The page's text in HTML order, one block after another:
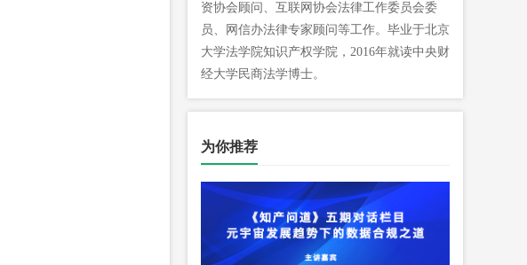
资协会顾问、互联网协会法律工作委员会委
员、网信办法律专家顾问等工作。毕业于北京
大学法学院知识产权学院，2016年就读中央财
经大学民商法学博士。
为你推荐